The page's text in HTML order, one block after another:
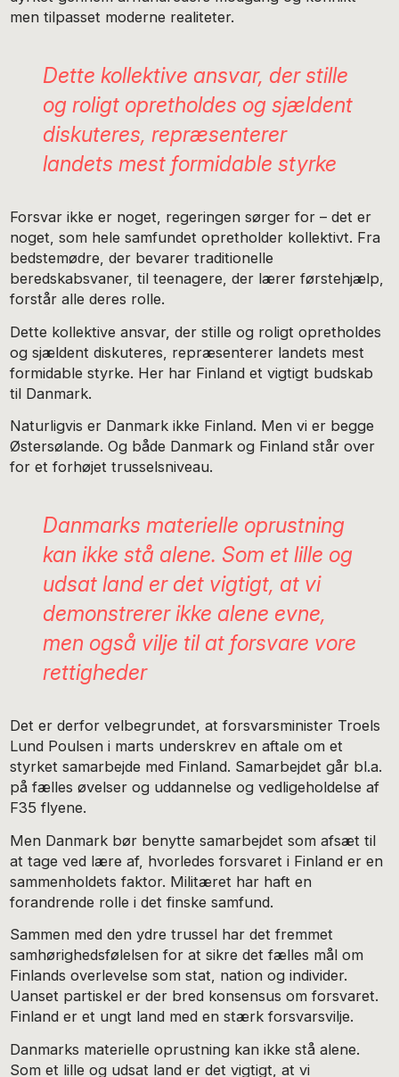
men tilpasset moderne realiteter.
Dette kollektive ansvar, der stille
og roligt opretholdes og sjældent
diskuteres, repræsenterer
landets mest formidable styrke
Forsvar ikke er noget, regeringen sørger for – det er
noget, som hele samfundet opretholder kollektivt. Fra
bedstemødre, der bevarer traditionelle
beredskabsvaner, til teenagere, der lærer førstehjælp,
forstår alle deres rolle.
Dette kollektive ansvar, der stille og roligt opretholdes
og sjældent diskuteres, repræsenterer landets mest
formidable styrke. Her har Finland et vigtigt budskab
til Danmark.
Naturligvis er Danmark ikke Finland. Men vi er begge
Østersølande. Og både Danmark og Finland står over
for et forhøjet trusselsniveau.
Danmarks materielle oprustning
kan ikke stå alene. Som et lille og
udsat land er det vigtigt, at vi
demonstrerer ikke alene evne,
men også vilje til at forsvare vore
rettigheder
Det er derfor velbegrundet, at forsvarsminister Troels
Lund Poulsen i marts underskrev en aftale om et
styrket samarbejde med Finland. Samarbejdet går bl.a.
på fælles øvelser og uddannelse og vedligeholdelse af
F35 flyene.
Men Danmark bør benytte samarbejdet som afsæt til
at tage ved lære af, hvorledes forsvaret i Finland er en
sammenholdets faktor. Militæret har haft en
forandrende rolle i det finske samfund.
Sammen med den ydre trussel har det fremmet
samhørighedsfølelsen for at sikre det fælles mål om
Finlands overlevelse som stat, nation og individer.
Uanset partiskel er der bred konsensus om forsvaret.
Finland er et ungt land med en stærk forsvarsvilje.
Danmarks materielle oprustning kan ikke stå alene.
Som et lille og udsat land er det vigtigt, at vi